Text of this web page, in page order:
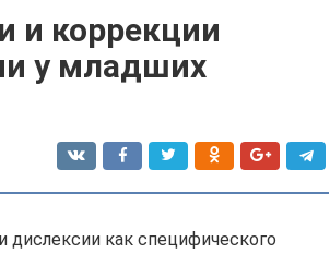
и коррекции
у младших
дислексии как специфического